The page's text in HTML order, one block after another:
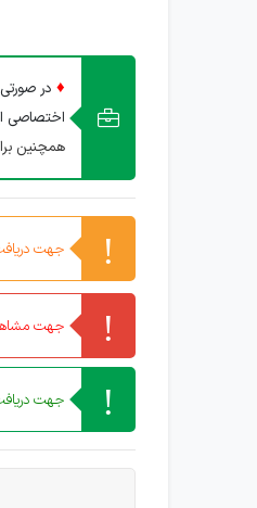
♦ در
اختصاصی
همچنین
جهت
جهت
جهت